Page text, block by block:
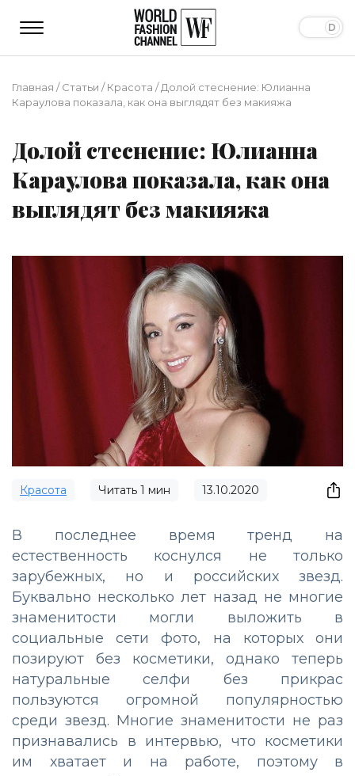
Главная /Статьи /Красота /Долой стеснение: Юлианна
Караулова показала, как она выглядят без макияжа
Долой стеснение: Юлианна
Караулова показала, как она
выглядят без макияжа
Красота Читать 1 мин 13.10.2020
В последнее время тренд на
естественность коснулся не только
зарубежных, но и российских звезд.
Буквально несколько лет назад не многие
знаменитости могли выложить в
социальные сети фото, на которых они
позируют без косметики, однако теперь
натуральные селфи без прикрас
пользуются огромной популярностью
среди звезд. Многие знаменитости не раз
признавались в интервью, что косметики
им хватает и на работе, поэтому в